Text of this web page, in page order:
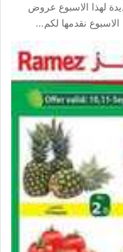
لهذا الاسبوع عروض
نقدمها لكم…